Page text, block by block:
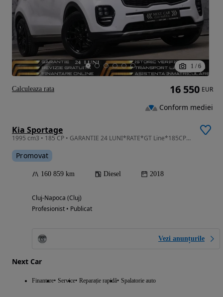
1 / 6
Kia Sportage
1995 cm3 • 185 CP • GARANTIE 24 LUNI*RATE*GT Line*185CP*4x4*Automata*Piele*Ventilatie*Full
Promovat
160 859 km Diesel 2018
Cluj-Napoca (Cluj)
Profesionist • Publicat
Vezi anunțurile
Next Car
Finantare Service Reparație rapidă Spalatorie auto
16 550 EUR
Conform mediei
Calculeaza rata